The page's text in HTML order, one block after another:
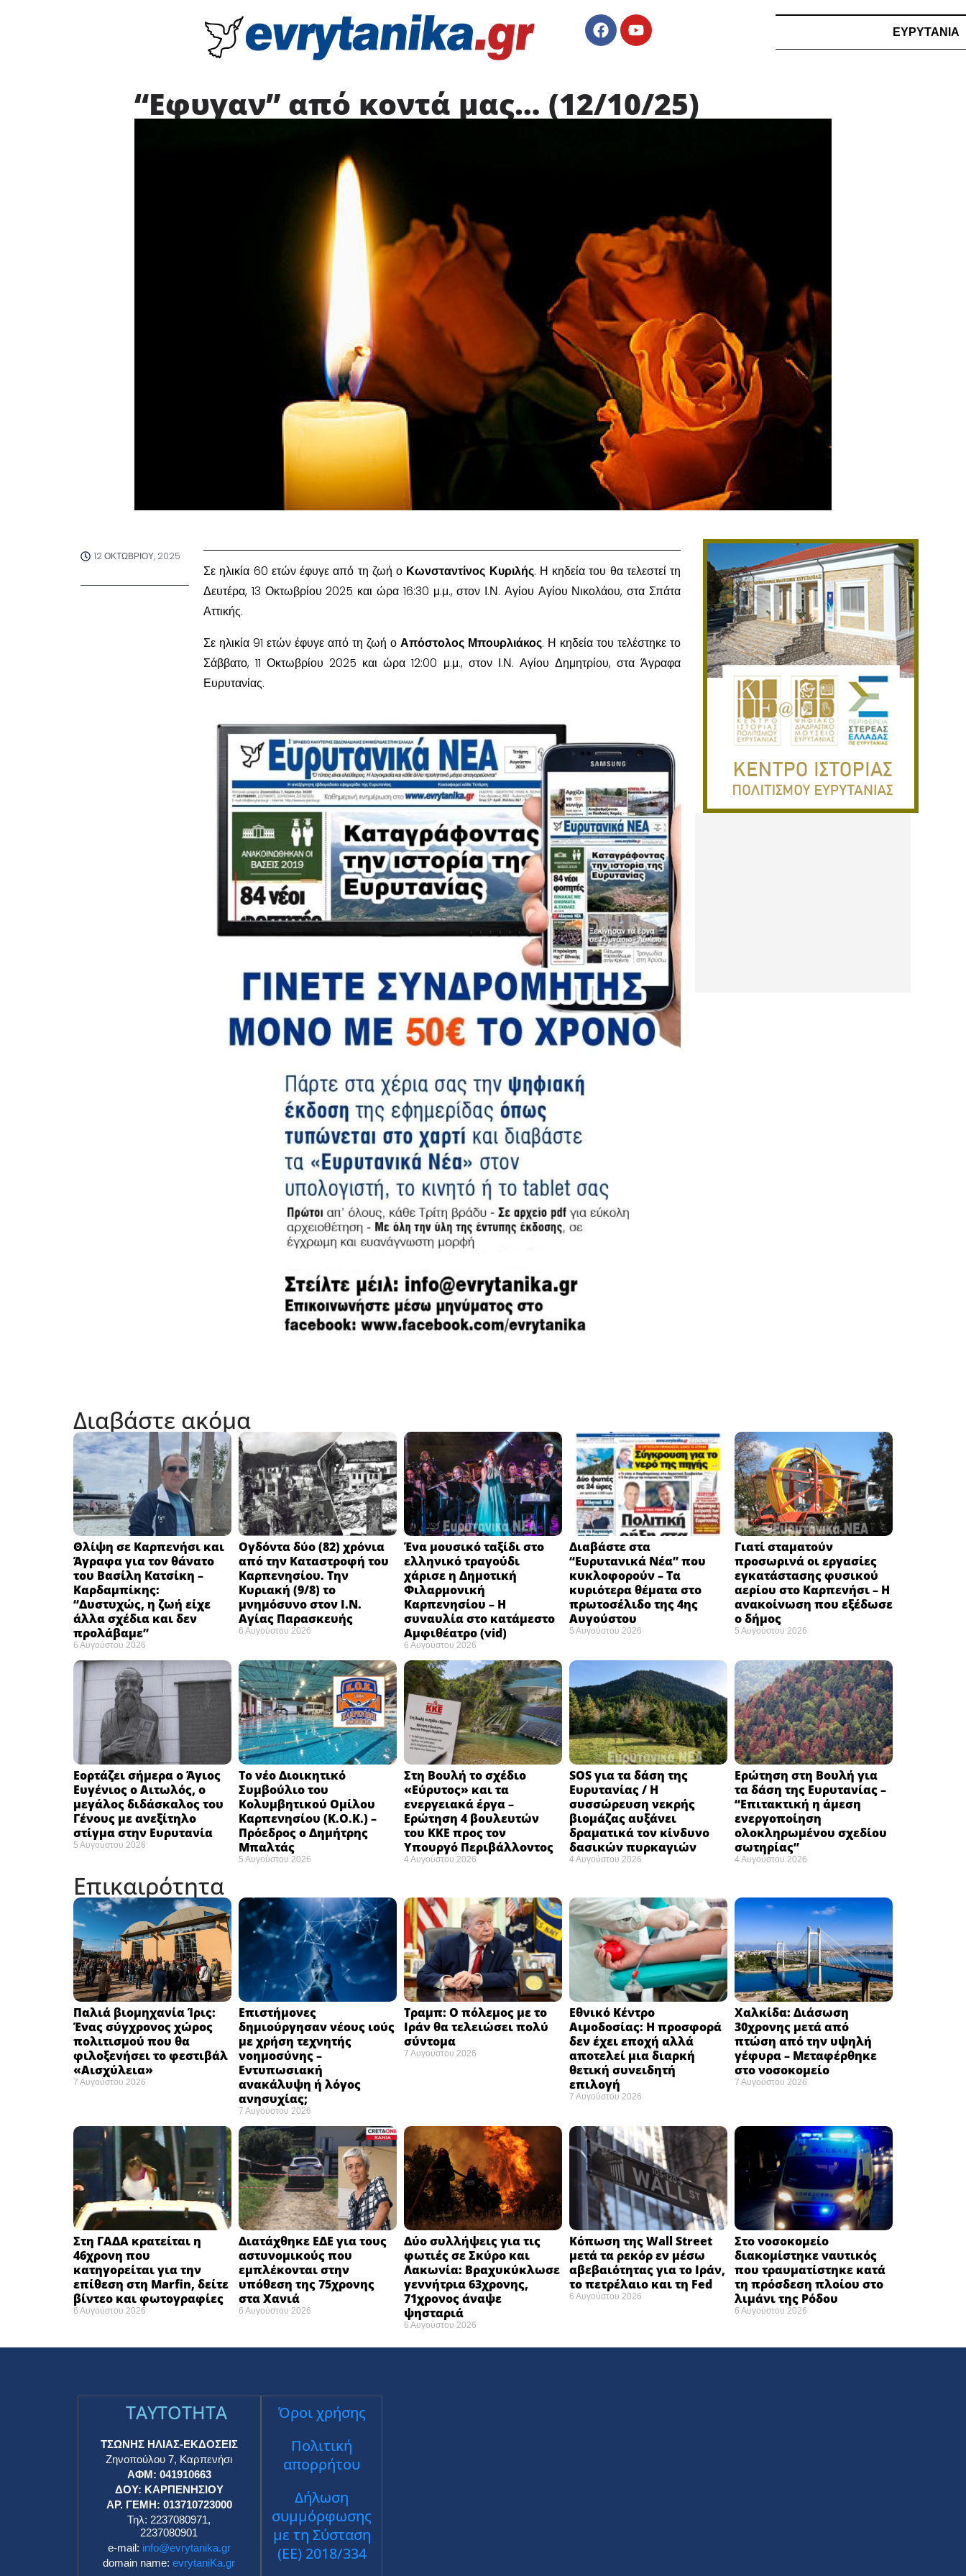
ΕΥΡΥΤΑΝΙΑ
“Εφυγαν” από κοντά μας… (12/10/25)
12 ΟΚΤΩΒΡΊΟΥ, 2025
Σε ηλικία 60 ετών έφυγε από τη ζωή ο Κωνσταντίνος Κυριλής. Η κηδεία του θα τελεστεί τη
Δευτέρα, 13 Οκτωβρίου 2025 και ώρα 16:30 μ.μ., στον Ι.Ν. Αγίου Αγίου Νικολάου, στα Σπάτα
Αττικής.
Σε ηλικία 91 ετών έφυγε από τη ζωή ο Απόστολος Μπουρλιάκος. Η κηδεία του τελέστηκε το
Σάββατο, 11 Οκτωβρίου 2025 και ώρα 12:00 μ.μ., στον Ι.Ν. Αγίου Δημητρίου, στα Άγραφα
Ευρυτανίας.
Διαβάστε ακόμα
Θλίψη σε Καρπενήσι και
Άγραφα για τον θάνατο
του Βασίλη Κατσίκη –
Καρδαμπίκης:
“Δυστυχώς, η ζωή είχε
άλλα σχέδια και δεν
προλάβαμε”
6 Αυγούστου 2026
Ογδόντα δύο (82) χρόνια
από την Καταστροφή του
Καρπενησίου. Την
Κυριακή (9/8) το
μνημόσυνο στον Ι.Ν.
Αγίας Παρασκευής
6 Αυγούστου 2026
Ένα μουσικό ταξίδι στο
ελληνικό τραγούδι
χάρισε η Δημοτική
Φιλαρμονική
Καρπενησίου – Η
συναυλία στο κατάμεστο
Αμφιθέατρο (vid)
6 Αυγούστου 2026
Διαβάστε στα
“Ευρυτανικά Νέα” που
κυκλοφορούν – Τα
κυριότερα θέματα στο
πρωτοσέλιδο της 4ης
Αυγούστου
5 Αυγούστου 2026
Γιατί σταματούν
προσωρινά οι εργασίες
εγκατάστασης φυσικού
αερίου στο Καρπενήσι – Η
ανακοίνωση που εξέδωσε
ο δήμος
5 Αυγούστου 2026
Εορτάζει σήμερα ο Άγιος
Ευγένιος ο Αιτωλός, ο
μεγάλος διδάσκαλος του
Γένους με ανεξίτηλο
στίγμα στην Ευρυτανία
5 Αυγούστου 2026
Το νέο Διοικητικό
Συμβούλιο του
Κολυμβητικού Ομίλου
Καρπενησίου (Κ.Ο.Κ.) –
Πρόεδρος ο Δημήτρης
Μπαλτάς
5 Αυγούστου 2026
Στη Βουλή το σχέδιο
«Εύρυτος» και τα
ενεργειακά έργα –
Ερώτηση 4 βουλευτών
του ΚΚΕ προς τον
Υπουργό Περιβάλλοντος
4 Αυγούστου 2026
SOS για τα δάση της
Ευρυτανίας / Η
συσσώρευση νεκρής
βιομάζας αυξάνει
δραματικά τον κίνδυνο
δασικών πυρκαγιών
4 Αυγούστου 2026
Ερώτηση στη Βουλή για
τα δάση της Ευρυτανίας –
“Eπιτακτική η άμεση
ενεργοποίηση
ολοκληρωμένου σχεδίου
σωτηρίας”
4 Αυγούστου 2026
Επικαιρότητα
Παλιά βιομηχανία Ίρις:
Ένας σύγχρονος χώρος
πολιτισμού που θα
φιλοξενήσει το φεστιβάλ
«Αισχύλεια» ​
7 Αυγούστου 2026
Επιστήμονες
δημιούργησαν νέους ιούς
με χρήση τεχνητής
νοημοσύνης –
Εντυπωσιακή
ανακάλυψη ή λόγος
ανησυχίας; ​
7 Αυγούστου 2026
Τραμπ: Ο πόλεμος με το
Ιράν θα τελειώσει πολύ
σύντομα ​
7 Αυγούστου 2026
Εθνικό Κέντρο
Αιμοδοσίας: H προσφορά
δεν έχει εποχή αλλά
αποτελεί μια διαρκή
θετική συνειδητή
επιλογή ​
7 Αυγούστου 2026
Χαλκίδα: Διάσωση
30χρονης μετά από
πτώση από την υψηλή
γέφυρα – Μεταφέρθηκε
στο νοσοκομείο ​
7 Αυγούστου 2026
Στη ΓΑΔΑ κρατείται η
46χρονη που
κατηγορείται για την
επίθεση στη Marfin, δείτε
βίντεο και φωτογραφίες
6 Αυγούστου 2026
Διατάχθηκε ΕΔΕ για τους
αστυνομικούς που
εμπλέκονται στην
υπόθεση της 75χρονης
στα Χανιά
6 Αυγούστου 2026
Δύο συλλήψεις για τις
φωτιές σε Σκύρο και
Λακωνία: Βραχυκύκλωσε
γεννήτρια 63χρονης,
71χρονος άναψε
ψησταριά
6 Αυγούστου 2026
Κόπωση της Wall Street
μετά τα ρεκόρ εν μέσω
αβεβαιότητας για το Ιράν,
το πετρέλαιο και τη Fed
6 Αυγούστου 2026
Στο νοσοκομείο
διακομίστηκε ναυτικός
που τραυματίστηκε κατά
τη πρόσδεση πλοίου στο
λιμάνι της Ρόδου
6 Αυγούστου 2026
TAYTOTHTA
ΤΣΩΝΗΣ ΗΛΙΑΣ-ΕΚΔΟΣΕΙΣ
Ζηνοπούλου 7, Καρπενήσι
ΑΦΜ: 041910663
ΔΟΥ: ΚΑΡΠΕΝΗΣΙΟΥ
ΑΡ. ΓΕΜΗ: 013710723000
Τηλ: 2237080971,
2237080901
e-mail: info@evrytanika.gr
domain name:evrytaniKa.gr
Όροι χρήσης
Πολιτική
απορρήτου
Δήλωση
συμμόρφωσης
με τη Σύσταση
(ΕΕ) 2018/334